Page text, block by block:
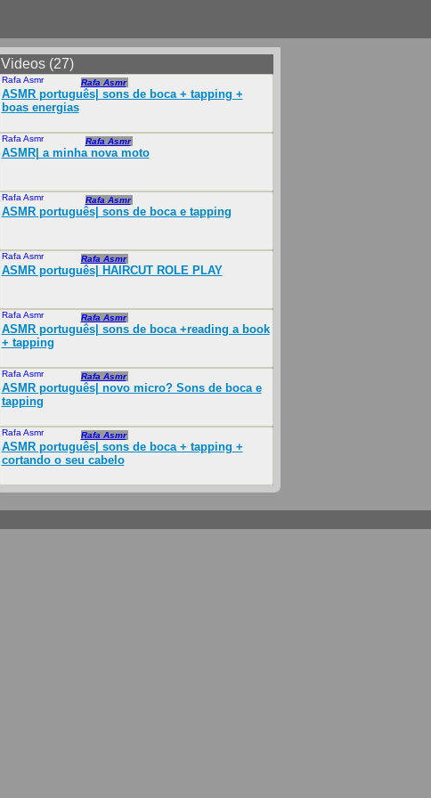
Videos (27)
Rafa AsmrJul 2022 Rafa Asmr
ASMR português| sons de boca + tapping +
boas energias
Rafa AsmrFeb 2023 Rafa Asmr
ASMR| a minha nova moto
Rafa AsmrDec 2022 Rafa Asmr
ASMR português| sons de boca e tapping
Rafa AsmrJul 2022 Rafa Asmr
ASMR português| HAIRCUT ROLE PLAY
Rafa AsmrJul 2022 Rafa Asmr
ASMR português| sons de boca +reading a book
+ tapping
Rafa AsmrJul 2022 Rafa Asmr
ASMR português| novo micro? Sons de boca e
tapping
Rafa AsmrJul 2022 Rafa Asmr
ASMR português| sons de boca + tapping +
cortando o seu cabelo